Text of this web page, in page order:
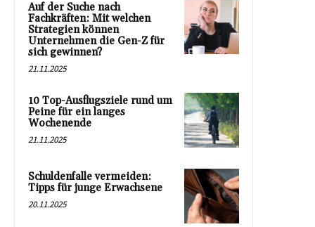
Auf der Suche nach
Fachkräften: Mit welchen
Strategien können
Unternehmen die Gen-Z für
sich gewinnen?
21.11.2025
10 Top-Ausflugsziele rund um
Peine für ein langes
Wochenende
21.11.2025
Schuldenfalle vermeiden:
Tipps für junge Erwachsene
20.11.2025